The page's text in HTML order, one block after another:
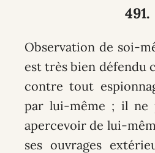
491.
Observation de soi-
est très bien défendu
contre tout
par lui-même ; il ne
apercevoir de lui-
ses ouvrages